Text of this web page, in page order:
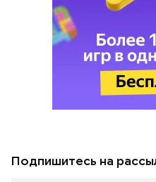
Подпишитесь на